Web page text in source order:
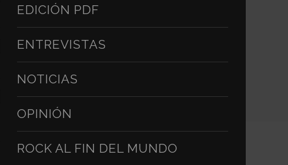
EDICIÓN PDF
ENTREVISTAS
NOTICIAS
OPINIÓN
ROCK AL FIN DEL MUNDO